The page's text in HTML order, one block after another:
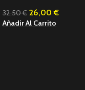
32,50€ 26,00€
Añadir Al Carrito